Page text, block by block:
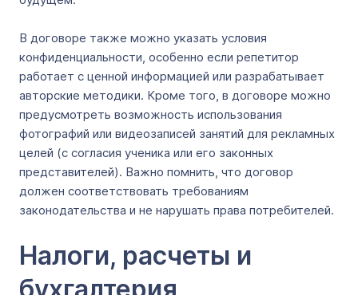
В договоре также можно указать условия
конфиденциальности, особенно если репетитор
работает с ценной информацией или разрабатывает
авторские методики. Кроме того, в договоре можно
предусмотреть возможность использования
фотографий или видеозаписей занятий для рекламных
целей (с согласия ученика или его законных
представителей). Важно помнить, что договор
должен соответствовать требованиям
законодательства и не нарушать права потребителей.
Налоги, расчеты и
бухгалтерия